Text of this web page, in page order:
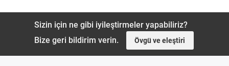
Sizin için ne gibi iyileştirmeler yapabiliriz?
Bize geri bildirim verin.
Övgü ve eleştiri